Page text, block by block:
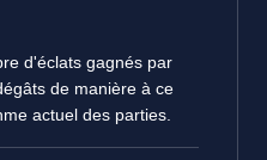
d'éclats gagnés par
de manière à ce
actuel des parties.